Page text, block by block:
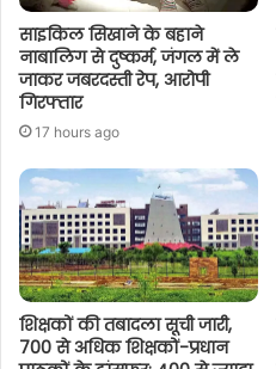
साइकिल सिखाने के बहाने
नाबालिग से दुष्कर्म, जंगल में ले
जाकर जबरदस्ती रेप, आरोपी
गिरफ्तार
17 hours ago
शिक्षकों की तबादला सूची जारी,
700 से अधिक शिक्षकों-प्रधान